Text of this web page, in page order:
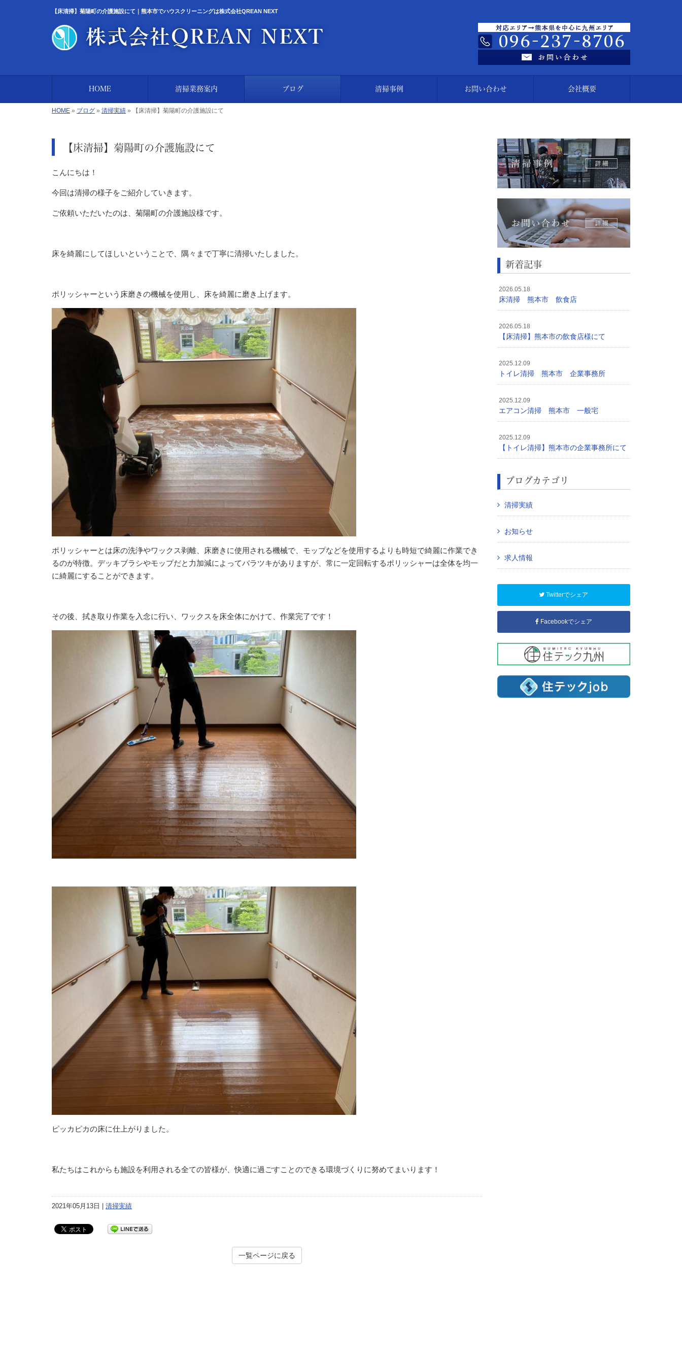
【床清掃】菊陽町の介護施設にて｜熊本市でハウスクリーニングは株式会社QREAN NEXT
HOME 清掃業務案内 ブログ 清掃事例 お問い合わせ 会社概要
HOME » ブログ » 清掃実績 » 【床清掃】菊陽町の介護施設にて
【床清掃】菊陽町の介護施設にて
こんにちは！
今回は清掃の様子をご紹介していきます。
ご依頼いただいたのは、菊陽町の介護施設様です。
床を綺麗にしてほしいということで、隅々まで丁寧に清掃いたしました。
ポリッシャーという床磨きの機械を使用し、床を綺麗に磨き上げます。
ポリッシャーとは床の洗浄やワックス剥離、床磨きに使用される機械で、モップなどを使用するよりも時短で綺麗に作業でき
るのが特徴。デッキブラシやモップだと力加減によってバラツキがありますが、常に一定回転するポリッシャーは全体を均一
に綺麗にすることができます。
その後、拭き取り作業を入念に行い、ワックスを床全体にかけて、作業完了です！
ピッカピカの床に仕上がりました。
私たちはこれからも施設を利用される全ての皆様が、快適に過ごすことのできる環境づくりに努めてまいります！
2021年05月13日 | 清掃実績
一覧ページに戻る
新着記事
2026.05.18
床清掃 熊本市 飲食店
2026.05.18
【床清掃】熊本市の飲食店様にて
2025.12.09
トイレ清掃 熊本市 企業事務所
2025.12.09
エアコン清掃 熊本市 一般宅
2025.12.09
【トイレ清掃】熊本市の企業事務所にて
ブログカテゴリ
清掃実績
お知らせ
求人情報
Twitterでシェア
Facebookでシェア